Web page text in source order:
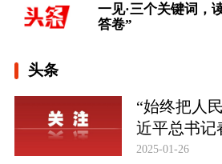
一见·三个关键词，
答卷”
[习言道｜健康是1
[“紧紧抓住那些惠
全身的工作”——突
头条
“始终把人
近平总书记
望慰问基层
2025-01-26